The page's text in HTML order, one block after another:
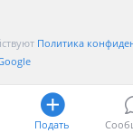
Политика
Подать